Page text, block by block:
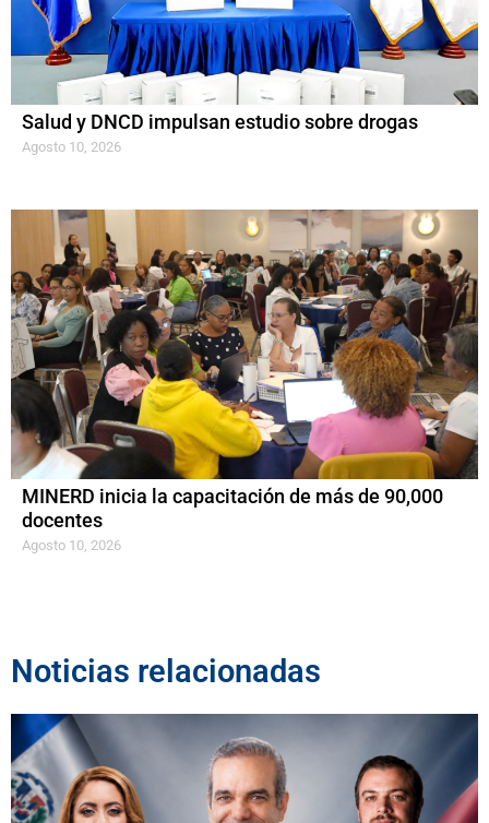
Salud y DNCD impulsan estudio sobre drogas
Agosto 10, 2026
MINERD inicia la capacitación de más de 90,000
docentes
Agosto 10, 2026
Noticias relacionadas